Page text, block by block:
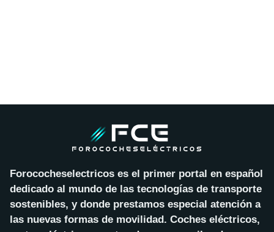
Forococheselectricos es el primer portal en español
dedicado al mundo de las tecnologías de transporte
sostenibles, y donde prestamos especial atención a
las nuevas formas de movilidad. Coches eléctricos,